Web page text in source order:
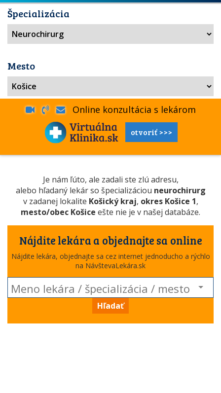
Špecializácia
Mesto
Online konzultácia s lekárom
otvoriť >>>
Je nám ľúto, ale zadali ste zlú adresu,
alebo hľadaný lekár so špecializáciou neurochirurg
v zadanej lokalite Košický kraj, okres Košice 1,
mesto/obec Košice ešte nie je v našej databáze.
Nájdite lekára a objednajte sa online
Nájdite lekára, objednajte sa cez internet jednoducho a rýchlo
na NávštevaLekára.sk
Hľadať